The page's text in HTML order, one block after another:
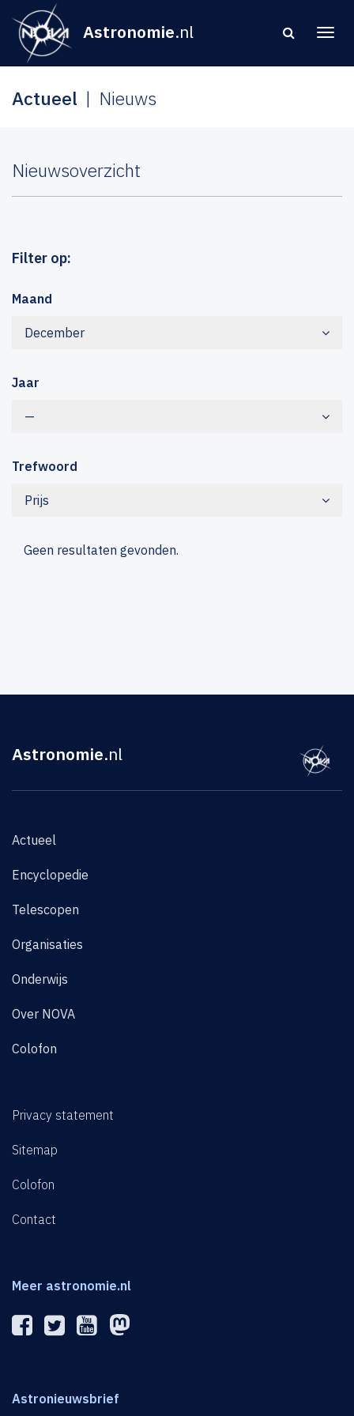
Astronomie.nl
Actueel Nieuws
Nieuwsoverzicht
Filter op:
Maand
December
Jaar
—
Trefwoord
Prijs
Geen resultaten gevonden.
Astronomie.nl
Actueel
Encyclopedie
Telescopen
Organisaties
Onderwijs
Over NOVA
Colofon
Privacy statement
Sitemap
Colofon
Contact
Meer astronomie.nl
Astronieuwsbrief